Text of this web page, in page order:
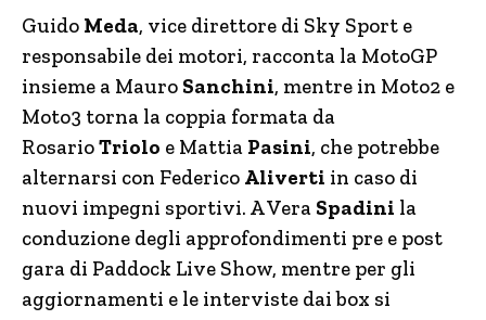
Guido Meda, vice direttore di Sky Sport e
responsabile dei motori, racconta la MotoGP
insieme a Mauro Sanchini, mentre in Moto2 e
Moto3 torna la coppia formata da
RosarioTriolo e Mattia Pasini, che potrebbe
alternarsi con Federico Aliverti in caso di
nuovi impegni sportivi. A Vera Spadini la
conduzione degli approfondimenti pre e post
gara di Paddock Live Show, mentre per gli
aggiornamenti e le interviste dai box si